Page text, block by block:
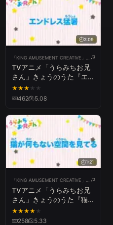
2:09
TVアニメ「うらみちお兄
さん」きょうのうた『エン
ドレス猛暑』
★★★ ★ ★
462 5.08
1:21
TVアニメ「うらみちお兄
さん」きょうのうた『猫が
何もない空間を見てる』
★★★★ ★
258 5.33